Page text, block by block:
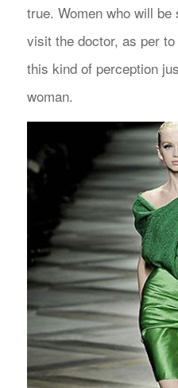
true. Women who will
visit the doctor, as per
this kind of perception
woman.